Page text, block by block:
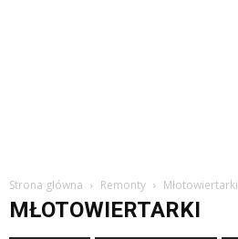
Strona główna Remonty Młotowiertarki
MŁOTOWIERTARKI